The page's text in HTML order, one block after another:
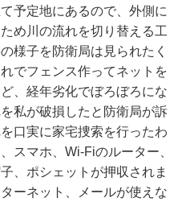
予定地にあるので、外側に
め川の流れを切り替える工
様子を防衛局は見られたく
でフェンス作ってネットを
、経年劣化でぼろぼろにな
私が破損したと防衛局が訴
口実に家宅捜索を行ったわ
スマホ、Wi-Fiのルーター、
、ポシェットが押収されま
ーネット、メールが使えな